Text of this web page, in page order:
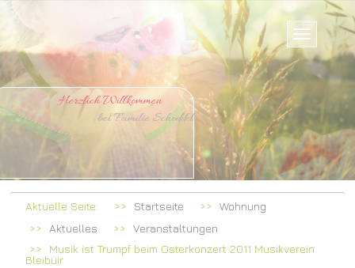
Herzlich Willkommen
Familie Schoddel
Aktuelle Seite: Startseite
Wohnung
Aktuelles
Veranstaltungen
Musik ist Trumpf beim Osterkonzert 2011 Musikverein
Bleibuir